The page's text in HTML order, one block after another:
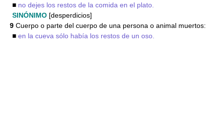
■ no dejes los restos de la comida en el plato.
SINÓNIMO [desperdicios]
9 Cuerpo o parte del cuerpo de una persona o animal muertos:
■ en la cueva sólo había los restos de un oso.